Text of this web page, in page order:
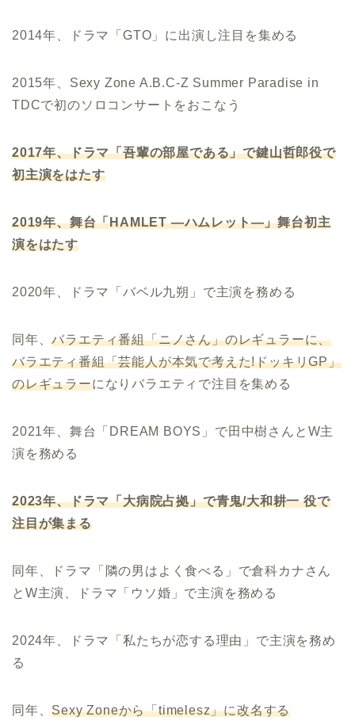
2014年、ドラマ「GTO」に出演し注目を集める
2015年、 Sexy Zone A.B.C-Z Summer Paradise in
TDCで初のソロコンサートをおこなう
2017年、ドラマ「吾輩の部屋である」で鍵山哲郎役で
初主演をはたす
2019年、舞台「HAMLET ―ハムレット―」舞台初主
演をはたす
2020年、ドラマ「バベル九朔」で主演を務める
同年、バラエティ番組「ニノさん」のレギュラーに、
バラエティ番組「芸能人が本気で考えた!ドッキリGP」
のレギュラーになりバラエティで注目を集める
2021年、舞台「DREAM BOYS」で田中樹さんとW主
演を務める
2023年、ドラマ「大病院占拠」で青鬼/大和耕一 役で
注目が集まる
同年、ドラマ「隣の男はよく食べる」で倉科カナさん
とW主演、
ドラマ「ウソ婚」で主演を務める
2024年、ドラマ「私たちが恋する理由」で主演を務め
る
同年、Sexy Zoneから「timelesz」に改名する